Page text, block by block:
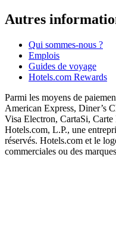
Autres
Qui sommes-nous ?
Emplois
Guides de voyage
Hotels.com Rewards
Parmi les moyens de
American Express, Diner’s
Visa Electron, CartaSi,
Hotels.com, L.P., une
réservés. Hotels.com et le
commerciales ou des